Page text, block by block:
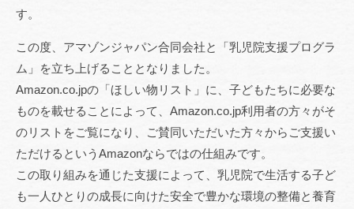
す。
この度、アマゾンジャパン合同会社と「乳児院支援プログラ
ム」を立ち上げることとなりました。
Amazon.co.jpの「ほしい物リスト」に、子どもたちに必要な
ものを載せることによって、Amazon.co.jp利用者の方々がそ
のリストをご覧になり、ご賛同いただいた方々からご支援い
ただけるというAmazonならではの仕組みです。
この取り組みを通じた支援によって、乳児院で生活する子ど
も一人ひとりの成長に向けた安全で豊かな環境の整備と養育